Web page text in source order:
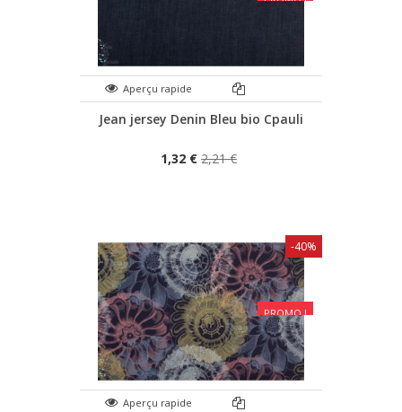
Aperçu rapide
Jean jersey Denin Bleu bio Cpauli
1,32 € 2,21 €
PROMO !
Aperçu rapide
-40%